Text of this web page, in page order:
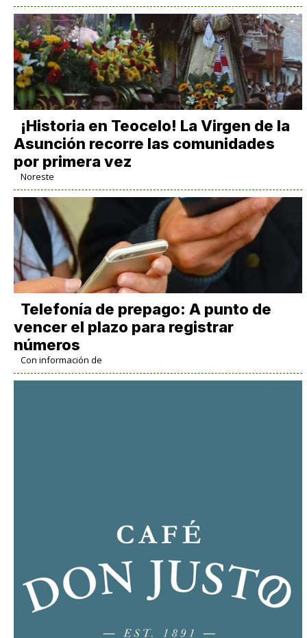
​¡Historia en Teocelo! La Virgen de la
Asunción recorre las comunidades
por primera vez
Noreste
Telefonía de prepago: A punto de
vencer el plazo para registrar
números
Con información de